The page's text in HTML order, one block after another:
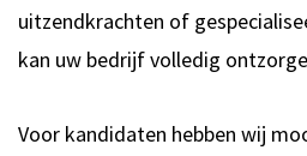
uitzendkrachten of
kan uw bedrijf volledig
Voor kandidaten hebben wij m